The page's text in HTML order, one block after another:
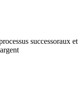
successoraux et